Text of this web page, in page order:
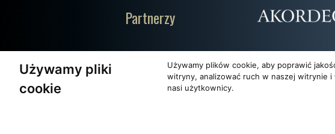
Używamy pliki
cookie
Używamy plików cookie, aby poprawić
witryny, analizować ruch w naszej witrynie
nasi użytkownicy.
Partnerzy